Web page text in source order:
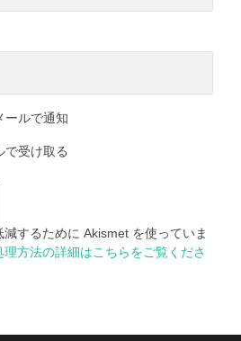
ールで通知
で受け取る
するために Akismet を使っていま
方法の詳細はこちらをご覧くださ